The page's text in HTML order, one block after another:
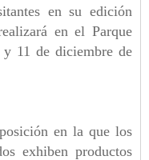
en su edición
en el Parque
11 de diciembre de
en la que los
exhiben productos